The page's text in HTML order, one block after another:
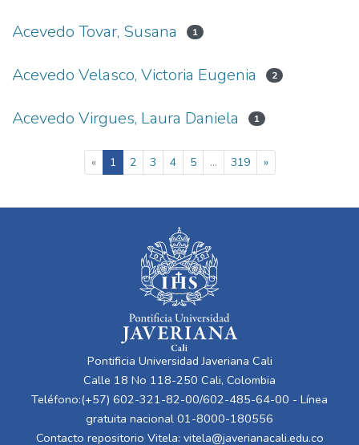
Acevedo Tovar, Susana 1
Acevedo Velasco, Victoria Eugenia 2
Acevedo Virgues, Laura Daniela 1
« 1(current)
2 3 4 5 ... 319 »
Pontificia Universidad Javeriana Cali
Calle 18 No 118-250 Cali, Colombia
Teléfono:(+57) 602-321-82-00/602-485-64-00 - Línea
gratuita nacional 01-8000-180556
Contacto repositorio Vitela: vitela@javerianacali.edu.co